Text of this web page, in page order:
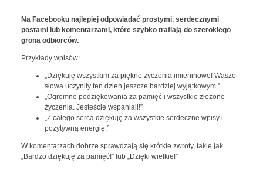
Na Facebooku najlepiej odpowiadać prostymi, serdecznymi
postami lub komentarzami, które szybko trafiają do szerokiego
grona odbiorców.
Przykłady wpisów:
„Dziękuję wszystkim za piękne życzenia imieninowe! Wasze
słowa uczyniły ten dzień jeszcze bardziej wyjątkowym.”
„Ogromne podziękowania za pamięć i wszystkie złożone
życzenia. Jesteście wspaniali!”
„Z całego serca dziękuję za wszystkie serdeczne wpisy i
pozytywną energię.”
W komentarzach dobrze sprawdzają się krótkie zwroty, takie jak
„Bardzo dziękuję za pamięć!” lub „Dzięki wielkie!”